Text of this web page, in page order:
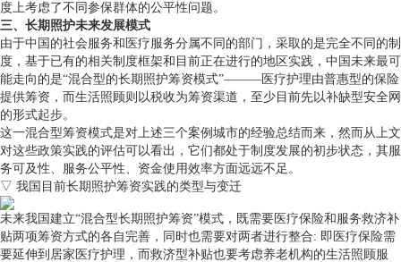
度上考虑了不同参保群体的公平性问题。
三、长期照护未来发展模式
由于中国的社会服务和医疗服务分属不同的部门，采取的是完全不同的制
度，基于已有的相关制度框架和目前正在进行的地区实践，中国未来最可
能走向的是“混合型的长期照护筹资模式”———医疗护理由普惠型的保险
提供筹资，而生活照顾则以税收为筹资渠道，至少目前先以补缺型安全网
的形式起步。
这一混合型筹资模式是对上述三个案例城市的经验总结而来，然而从上文
对这些政策实践的评估可以看出，它们都处于制度发展的初步状态，其服
务可及性、服务公平性、资金使用效率方面远远不足。
▽ 我国目前长期照护筹资实践的类型与变迁
未来我国建立“混合型长期照护筹资”模式，既需要医疗保险和服务救济补
贴两项筹资方式的各自完善，同时也需要对两者进行整合: 即医疗保险需
要延伸到居家医疗护理，而救济型补贴也要考虑养老机构的生活照顾服